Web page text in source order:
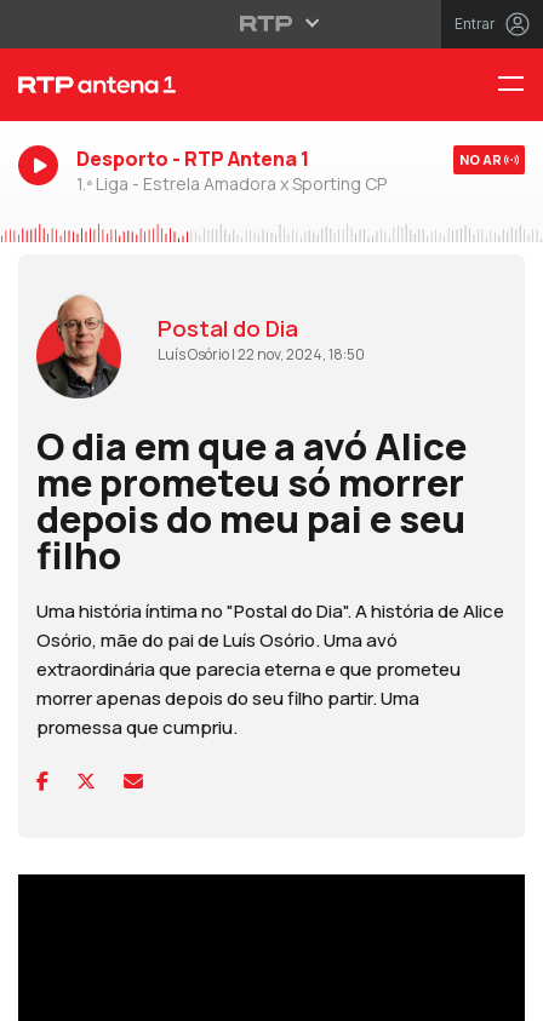
Entrar
Desporto - RTP Antena 1
1.ª Liga - Estrela Amadora x Sporting CP
NO AR
Postal do Dia
Luís Osório | 22 nov, 2024, 18:50
O dia em que a avó Alice
me prometeu só morrer
depois do meu pai e seu
filho
Uma história íntima no "Postal do Dia". A história de Alice
Osório, mãe do pai de Luís Osório. Uma avó
extraordinária que parecia eterna e que prometeu
morrer apenas depois do seu filho partir. Uma
promessa que cumpriu.